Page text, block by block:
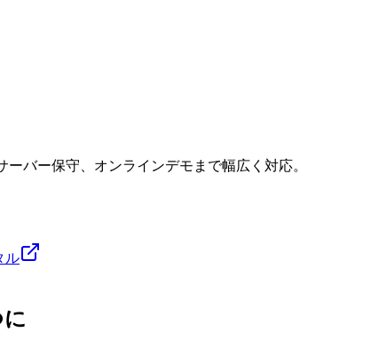
バー保守、オンラインデモまで幅広く対応。
ル